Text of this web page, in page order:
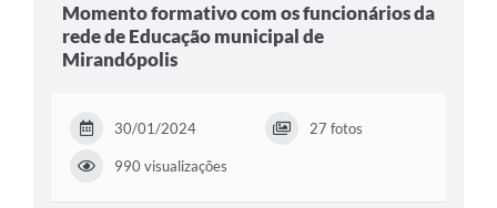
Telefones Úteis
Galeria de Fotos
Galeria de Vídeos
Momento formativo com os funcionários da
rede de Educação municipal de
Mirandópolis
30/01/2024 27 fotos
990 visualizações